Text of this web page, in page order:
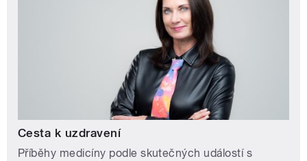
Cesta k uzdravení
Příběhy medicíny podle skutečných událostí s